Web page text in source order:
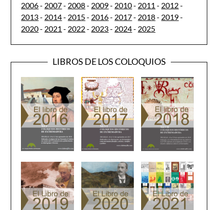
2006- 2007- 2008- 2009- 2010- 2011 - 2012-
2013- 2014- 2015- 2016- 2017- 2018- 2019-
2020- 2021 - 2022- 2023- 2024- 2025
LIBROS DE LOS COLOQUIOS